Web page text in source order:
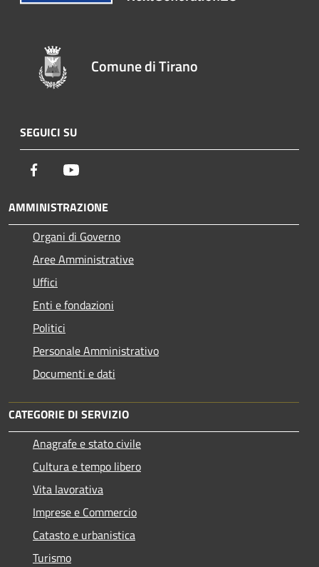
Comune di Tirano
SEGUICI SU
Facebook
AMMINISTRAZIONE
Organi di Governo
Aree Amministrative
Uffici
Enti e fondazioni
Politici
Personale Amministrativo
Documenti e dati
CATEGORIE DI SERVIZIO
Anagrafe e stato civile
Cultura e tempo libero
Vita lavorativa
Imprese e Commercio
Catasto e urbanistica
Turismo